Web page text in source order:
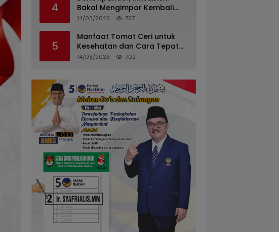
4
Bakal Mengimpor Kembali
Pajero Sport
14/03/2023 787
5
Manfaat Tomat Ceri untuk
Kesehatan dan Cara Tepat
Mengonsumsinya
14/03/2023 702